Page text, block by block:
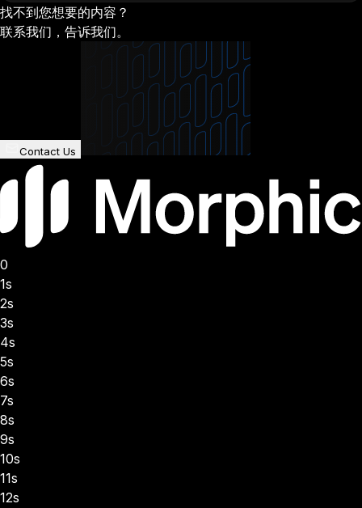
找不到您想要的内容？
联系我们，告诉我们。
Contact Us
0
1s
2s
3s
4s
5s
6s
7s
8s
9s
10s
11s
12s